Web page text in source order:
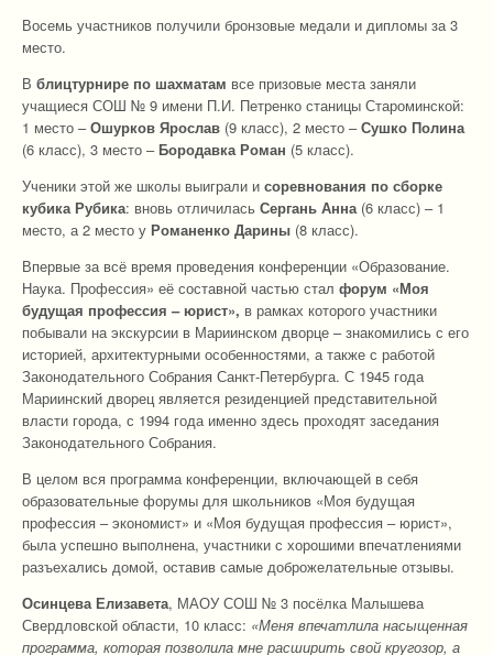
Восемь участников получили бронзовые медали и дипломы за 3
место.
В блицтурнире по шахматам все призовые места заняли
учащиеся СОШ № 9 имени П.И. Петренко станицы Староминской:
1 место –Ошурков Ярослав (9 класс), 2 место –Сушко Полина
(6 класс), 3 место – Бородавка Роман (5 класс).
Ученики этой же школы выиграли и соревнования по сборке
кубика Рубика: вновь отличилась Сергань Анна (6 класс) – 1
место, а 2 место у Романенко Дарины (8 класс).
Впервые за всё время проведения конференции «Образование.
Наука. Профессия» её составной частью стал форум «Моя
будущая профессия – юрист», в рамках которого участники
побывали на экскурсии в Мариинском дворце – знакомились с его
историей, архитектурными особенностями, а также с работой
Законодательного Собрания Санкт-Петербурга. С 1945 года
Мариинский дворец является резиденцией представительной
власти города, с 1994 года именно здесь проходят заседания
Законодательного Собрания.
В целом вся программа конференции, включающей в себя
образовательные форумы для школьников «Моя будущая
профессия – экономист» и «Моя будущая профессия – юрист»,
была успешно выполнена, участники с хорошими впечатлениями
разъехались домой, оставив самые доброжелательные отзывы.
Осинцева Елизавета, МАОУ СОШ № 3 посёлка Малышева
Свердловской области, 10 класс: «Меня впечатлила насыщенная
программа, которая позволила мне расширить свой кругозор, а